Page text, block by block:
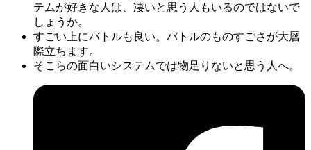
テムが好きな人は、凄いと思う人もいるのではないで
しょうか。
すごい上にバトルも良い。バトルのものすごさが大層
際立ちます。
そこらの面白いシステムでは物足りないと思う人へ。